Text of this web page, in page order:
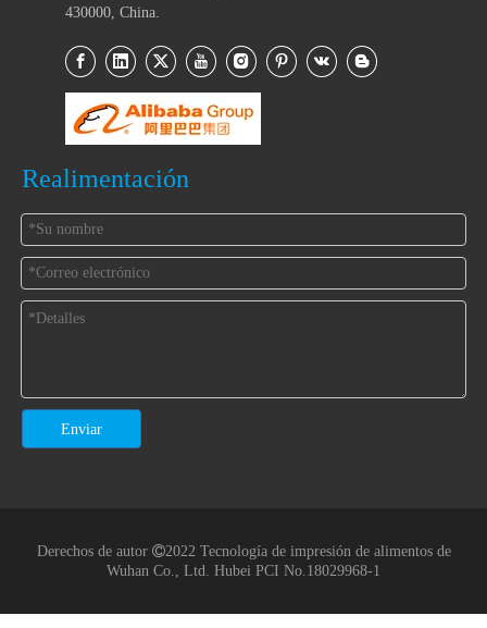
430000, China.
Realimentación
Enviar
Derechos de autor 2022 Tecnología de impresión de alimentos de
Wuhan Co., Ltd. Hubei PCI No.18029968-1